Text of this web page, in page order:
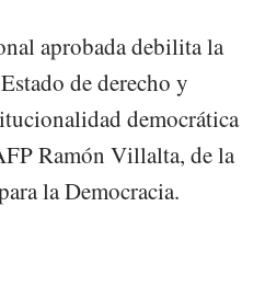
aprobada debilita la
de derecho y
democrática
Ramón Villalta, de la
la Democracia.